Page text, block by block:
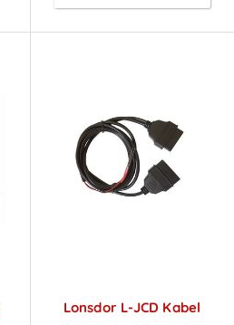
Lonsdor L-JCD Kabel